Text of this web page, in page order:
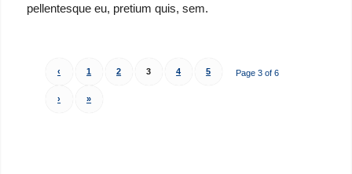
pellentesque eu, pretium quis, sem.
Page 3 of 6
‹ 1 2 3 4 5
› »